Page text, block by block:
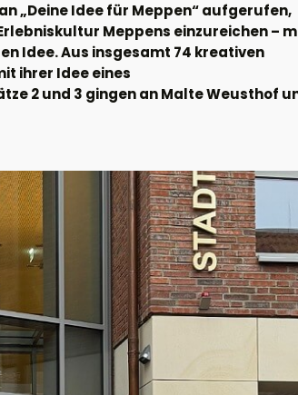
„Deine Idee für Meppen“ aufgerufen,
Meppens einzureichen –
Idee. Aus insgesamt 74 kreativen
ihrer Idee eines
2 und 3 gingen an Malte Weusthof